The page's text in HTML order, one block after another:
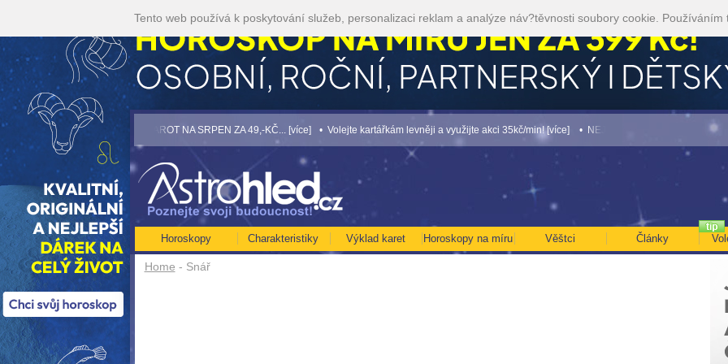
Home - Snář
Horoskopy Charakteristiky Výklad karet Horoskopy na míru Věštci Články
ROK 2026...[více] • TAROT NA SRPEN ZA 49,-KČ... [více] • Volejte kartářkám levněji a využijte akci 35kč/min! [více] • NEJVĚTŠÍ ROČNÍ HOROSKOP NA ROK
Tento web používá k poskytování služeb, personalizaci reklam a analýze náv?těvnosti soubory cookie. Používáním